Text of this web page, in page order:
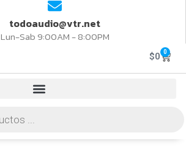
todoaudio@vtr.net
Lun-Sab 9:00AM - 8:00PM
$0 0